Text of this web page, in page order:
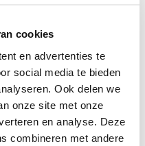
cookies
en advertenties te
social media te bieden
Ook delen we
onze site met onze
en analyse. Deze
combineren met andere